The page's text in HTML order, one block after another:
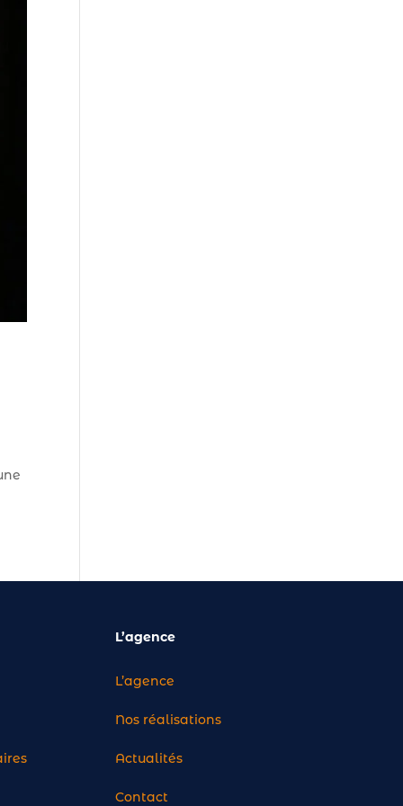
L’agence
L’agence
Nos réalisations
Actualités
Contact
Cerebro
Bonjour ! Je suis Cerebro, le super
assistant de Stardust
Comment puis-je vous aider ?